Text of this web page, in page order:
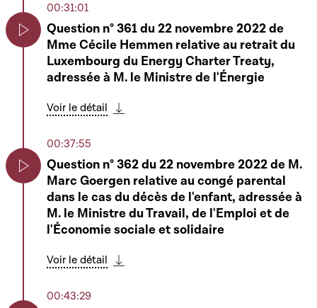
00:31:01
Question n° 361 du 22 novembre 2022 de
Mme Cécile Hemmen relative au retrait du
Luxembourg du Energy Charter Treaty,
adressée à M. le Ministre de l'Énergie
Voir le détail
00:37:55
Question n° 362 du 22 novembre 2022 de M.
Marc Goergen relative au congé parental
dans le cas du décès de l'enfant, adressée à
M. le Ministre du Travail, de l'Emploi et de
l'Économie sociale et solidaire
Voir le détail
00:43:29
Désignation d'un membre du Conseil
national des finances publiques (CNFP)
Fernand Etgen
Voir le détail
Télécharger cette séquence
Play
01:53:22
Piraten au sujet des résultats de la COP27
Voir le détail
Télécharger cette séquence
Play
03:20:29
Clôture de la séance publique
Télécharger cette séquence